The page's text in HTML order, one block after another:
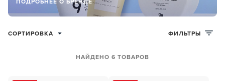
ПОДРОБНЕЕ О БРЕНДЕ
СОРТИРОВКА
НАЙДЕНО 6 ТОВАРОВ
ФИЛЬТРЫ